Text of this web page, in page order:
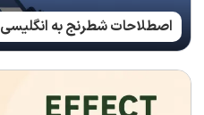
اصطلاحات شطرنج به انگلیسی